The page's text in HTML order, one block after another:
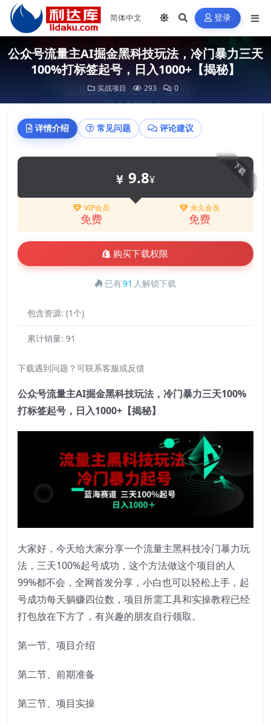
登录
公众号流量主AI掘金黑科技玩法，冷门暴力三天
100%打标签起号，日入1000+【揭秘】
实战项目 293 0
详情介绍 常见问题 评论建议
下载
9.8¥
VIP会员
免费
永久会员
免费
购买下载权限
已有91 人解锁下载
包含资源: (1个)
累计销量: 91
下载遇到问题？可联系客服或反馈
公众号流量主AI掘金黑科技玩法，冷门暴力三天100%
打标签起号，日入1000+【揭秘】
大家好，今天给大家分享一个流量主黑科技冷门暴力玩
法，三天100%起号成功，这个方法做这个项目的人
99%都不会，全网首发分享，小白也可以轻松上手，起
号成功每天躺赚四位数，项目所需工具和实操教程已经
打包放在下方了，有兴趣的朋友自行领取。
第一节、项目介绍
第二节、前期准备
第三节、项目实操